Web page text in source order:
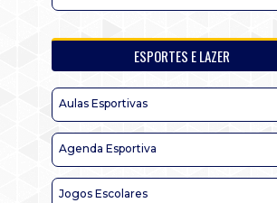
ESPORTES E LAZER
Aulas Esportivas
Agenda Esportiva
Jogos Escolares